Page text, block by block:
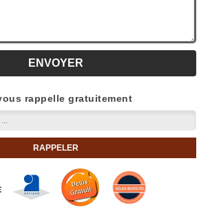
rappelle gratuitement